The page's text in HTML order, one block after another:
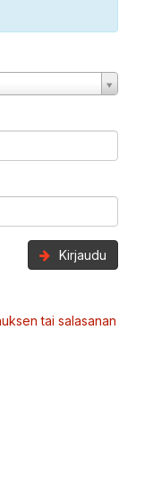
Kirjaudu
tai salasanan